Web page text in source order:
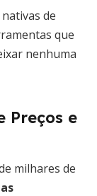
de
que
nenhuma
Preços e
milhares de